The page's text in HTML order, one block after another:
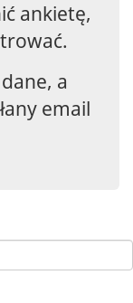
ankietę,
a
email